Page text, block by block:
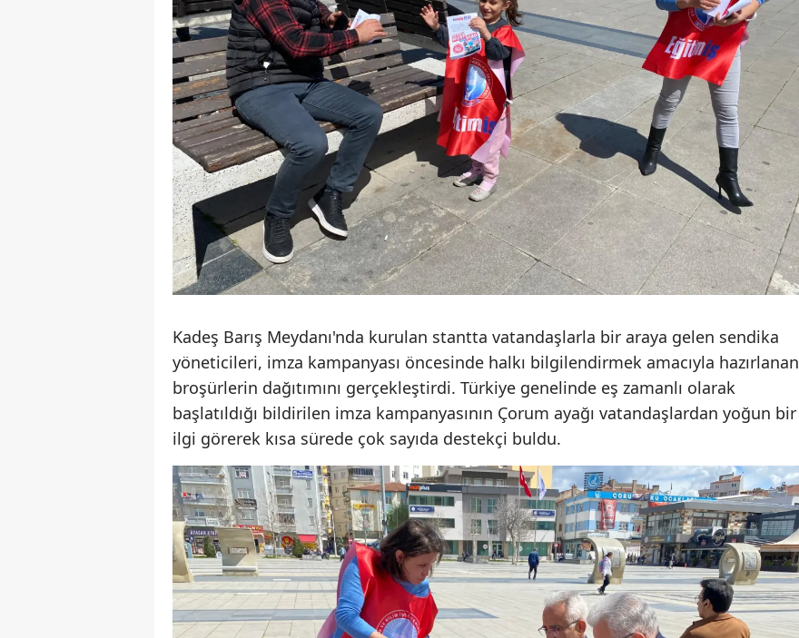
Nevşehir
Niğde
Ordu
Rize
Sakarya
Samsun
Siirt
Sinop
Tekirdağ
Tokat
Tunceli
Şanlıurfa
Uşak
Van
Yozgat
Kadeş Barış Meydanı'nda kurulan stantta vatandaşlarla bir araya gelen sendika
yöneticileri, imza kampanyası öncesinde halkı bilgilendirmek amacıyla hazırlanan
broşürlerin dağıtımını gerçekleştirdi. Türkiye genelinde eş zamanlı olarak
başlatıldığı bildirilen imza kampanyasının Çorum ayağı vatandaşlardan yoğun bir
ilgi görerek kısa sürede çok sayıda destekçi buldu.